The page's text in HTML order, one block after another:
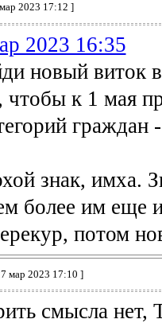
2023 17:12 ]
2023 16:35
новый виток
чтобы к 1 мая
знак, имха.
более им еще
потом
мар 2023 17:10 ]
смысла нет,